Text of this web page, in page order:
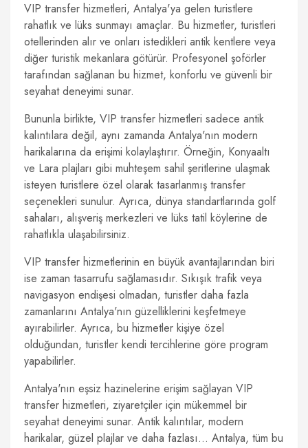
VIP transfer hizmetleri, Antalya'ya gelen turistlere
rahatlık ve lüks sunmayı amaçlar. Bu hizmetler, turistleri
otellerinden alır ve onları istedikleri antik kentlere veya
diğer turistik mekanlara götürür. Profesyonel şoförler
tarafından sağlanan bu hizmet, konforlu ve güvenli bir
seyahat deneyimi sunar.
Bununla birlikte, VIP transfer hizmetleri sadece antik
kalıntılara değil, aynı zamanda Antalya'nın modern
harikalarına da erişimi kolaylaştırır. Örneğin, Konyaaltı
ve Lara plajları gibi muhteşem sahil şeritlerine ulaşmak
isteyen turistlere özel olarak tasarlanmış transfer
seçenekleri sunulur. Ayrıca, dünya standartlarında golf
sahaları, alışveriş merkezleri ve lüks tatil köylerine de
rahatlıkla ulaşabilirsiniz.
VIP transfer hizmetlerinin en büyük avantajlarından biri
ise zaman tasarrufu sağlamasıdır. Sıkışık trafik veya
navigasyon endişesi olmadan, turistler daha fazla
zamanlarını Antalya'nın güzelliklerini keşfetmeye
ayırabilirler. Ayrıca, bu hizmetler kişiye özel
olduğundan, turistler kendi tercihlerine göre program
yapabilirler.
Antalya'nın eşsiz hazinelerine erişim sağlayan VIP
transfer hizmetleri, ziyaretçiler için mükemmel bir
seyahat deneyimi sunar. Antik kalıntılar, modern
harikalar, güzel plajlar ve daha fazlası… Antalya, tüm bu